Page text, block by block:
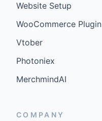
Website Setup
WooCommerce Plugin
Vtober
Photoniex
MerchmindAI
COMPANY